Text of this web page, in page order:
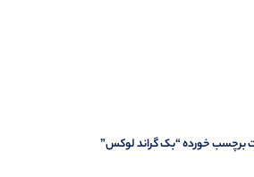
برچسب خورده “بک گراند لوکس”